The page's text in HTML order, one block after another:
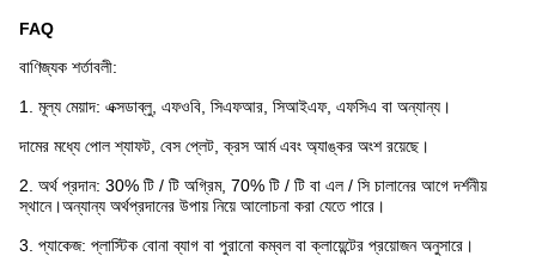
FAQ
বাণিজ্যক শর্তাবলী:
1. মূল্য মেয়াদ: এক্সডাব্লু, এফওবি, সিএফআর, সিআইএফ, এফসিএ বা অন্যান্য।
দামের মধ্যে পোল শ্যাফট, বেস প্লেট, ক্রস আর্ম এবং অ্যাঙ্কর অংশ রয়েছে।
2. অর্থ প্রদান: 30% টি / টি অগ্রিম, 70% টি / টি বা এল / সি চালানের আগে দর্শনীয়
স্থানে।অন্যান্য অর্থপ্রদানের উপায় নিয়ে আলোচনা করা যেতে পারে।
3. প্যাকেজ: প্লাস্টিক বোনা ব্যাগ বা পুরানো কম্বল বা ক্লায়েন্টের প্রয়োজন অনুসারে।